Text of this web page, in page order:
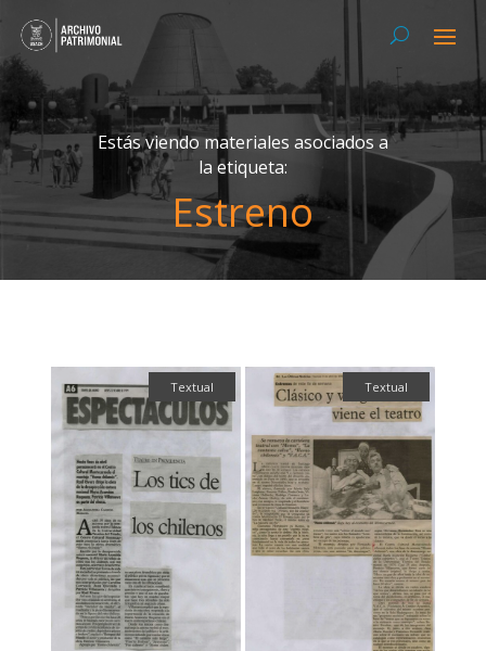
Estás viendo materiales asociados a
la etiqueta:
Estreno
Textual Textual